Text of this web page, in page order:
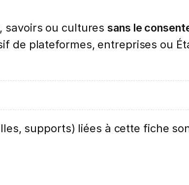
savoirs ou culturessans le
de plateformes, entreprises ou
supports) liées à cette fiche